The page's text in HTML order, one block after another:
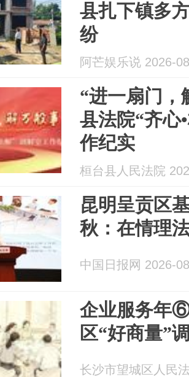
县扎下镇多
纷
阿芒娱乐说 2026-
“进一扇门
县法院“齐心
作纪实
桓台县人民法院
昆明呈贡区
秋：在情理
中国日报网 2026-
企业服务年
区“好商量”
长沙市望城区人民